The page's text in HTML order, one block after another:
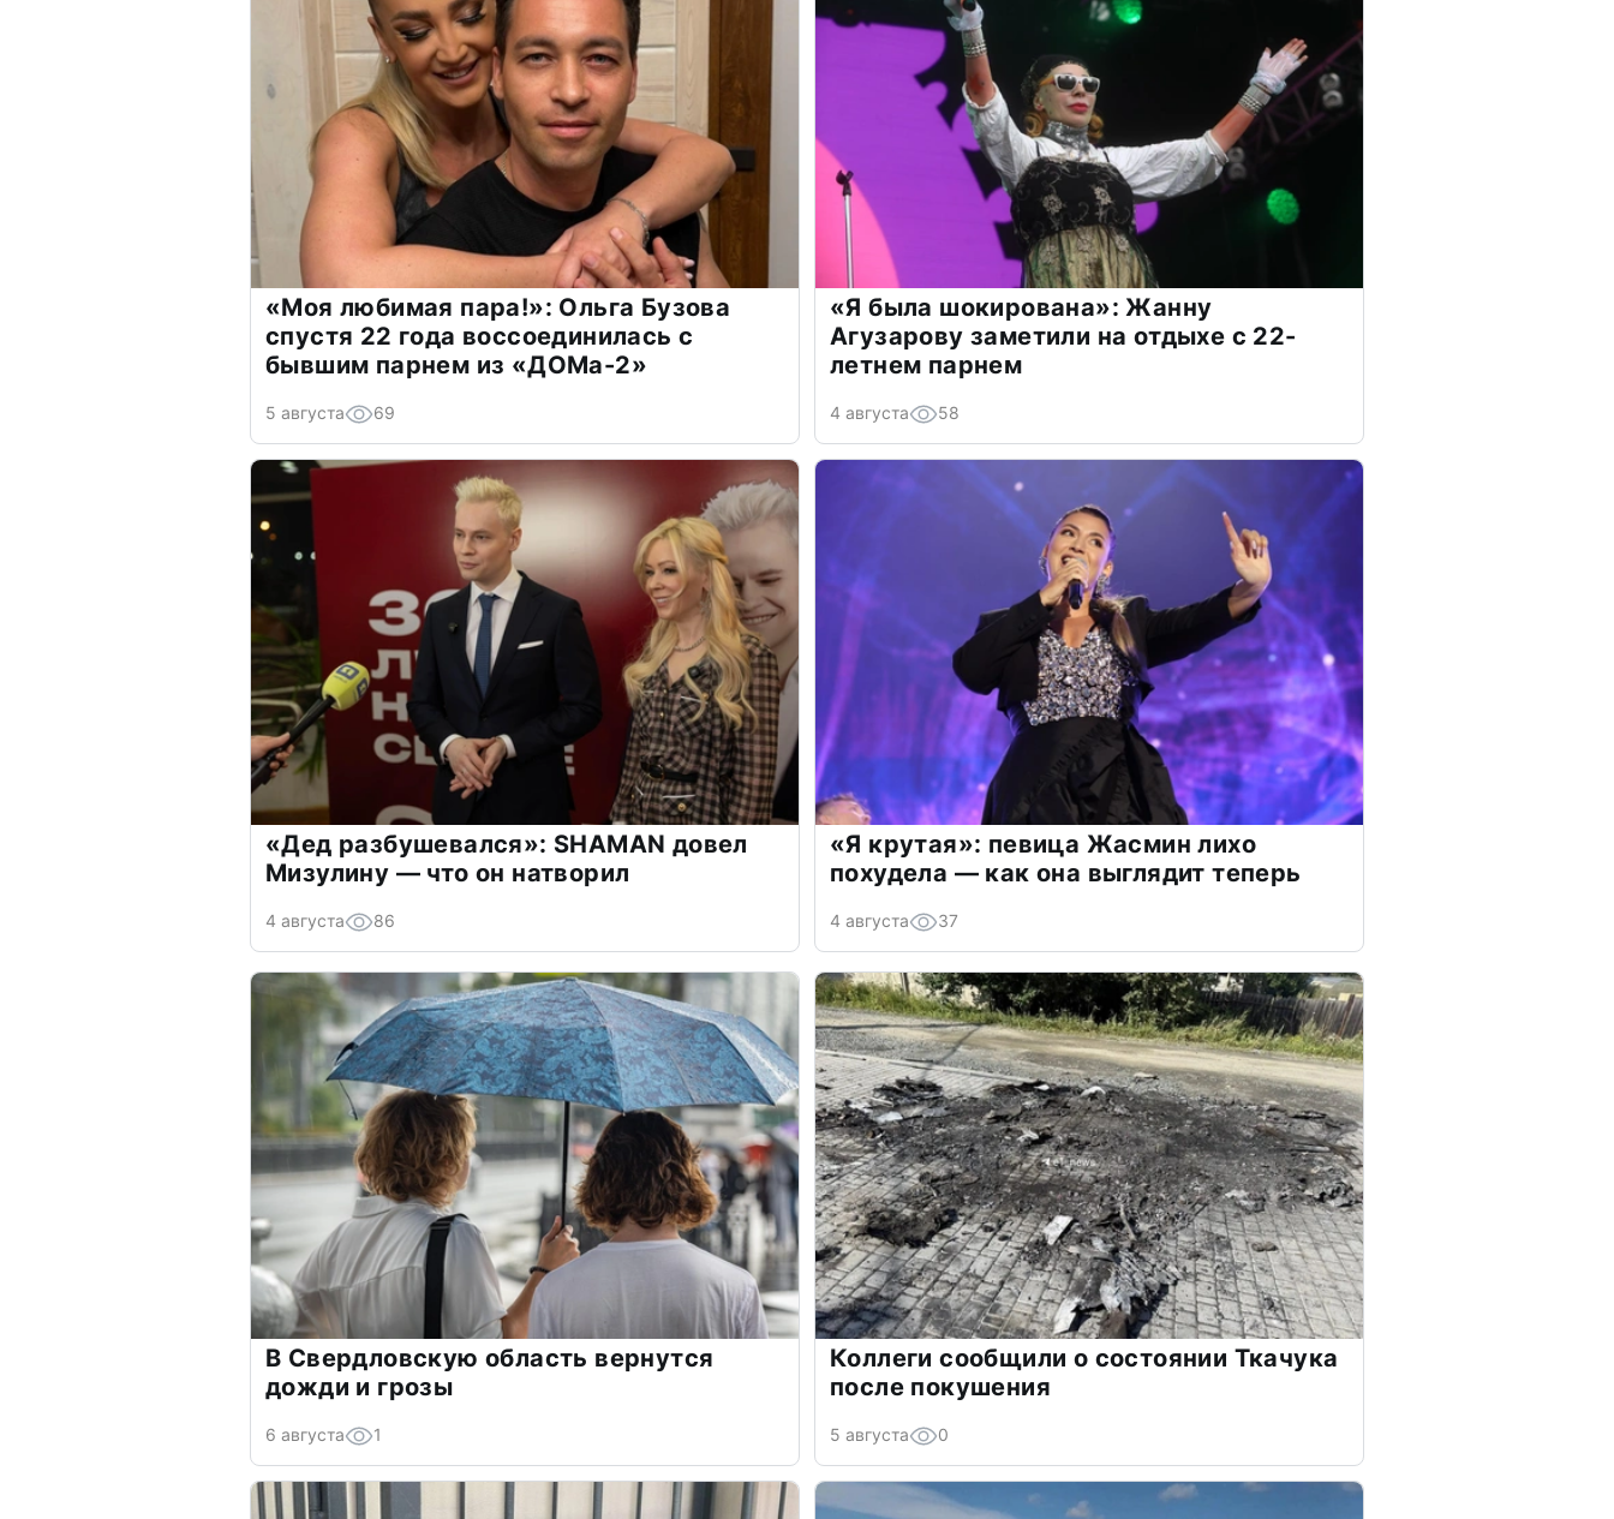
«Моя любимая пара!»: Ольга Бузова
спустя 22 года воссоединилась с
бывшим парнем из «ДОМа-2»
5 августа 69
«Я была шокирована»: Жанну
Агузарову заметили на отдыхе с 22-
летнем парнем
4 августа 58
«Дед разбушевался»: SHAMAN довел
Мизулину — что он натворил
4 августа 86
«Я крутая»: певица Жасмин лихо
похудела — как она выглядит теперь
4 августа 37
В Свердловскую область вернутся
дожди и грозы
6 августа 1
Коллеги сообщили о состоянии Ткачука
после покушения
5 августа 0